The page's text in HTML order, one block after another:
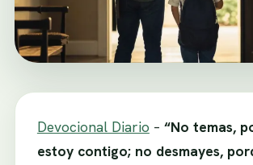
Devocional Diario – “No temas,
estoy contigo; no desmayes,